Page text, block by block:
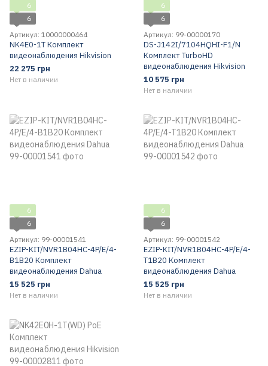
6
6
Артикул: 10000000464
NK4E0-1T Комплект
видеонаблюдения Hikvision
22 275 грн
Нет в наличии
6
6
Артикул: 99-00000170
DS-J142I/7104HQHI-F1/N
Комплект TurboHD
видеонаблюдения Hikvision
10 575 грн
Нет в наличии
6
6
Артикул: 99-00001541
EZIP-KIT/NVR1B04HC-4P/E/4-
B1B20 Комплект
видеонаблюдения Dahua
15 525 грн
Нет в наличии
6
6
Артикул: 99-00001542
EZIP-KIT/NVR1B04HC-4P/E/4-
T1B20 Комплект
видеонаблюдения Dahua
15 525 грн
Нет в наличии